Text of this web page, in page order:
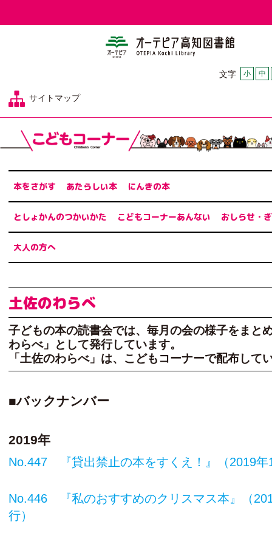
文字 小 中
サイトマップ
本をさがす あたらしい本 にんきの本
としょかんのつかいかた こどもコーナーあんない おしらせ・
大人の方へ
土佐のわらべ
子どもの本の読書会では、毎月の会の様子をまと
わらべ」として発行しています。
「土佐のわらべ」は、こどもコーナーで配布して
■バックナンバー
2019年
No.447 『貸出禁止の本をすくえ！』（2019年
No.446 『私のおすすめのクリスマス本』（
行）